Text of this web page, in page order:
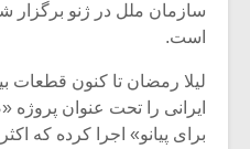
سازمان ملل در ژنو برگزار
است.
لیلا رمضان تا کنون قطعات
ایرانی را تحت عنوان
برای پیانو» اجرا کرده که